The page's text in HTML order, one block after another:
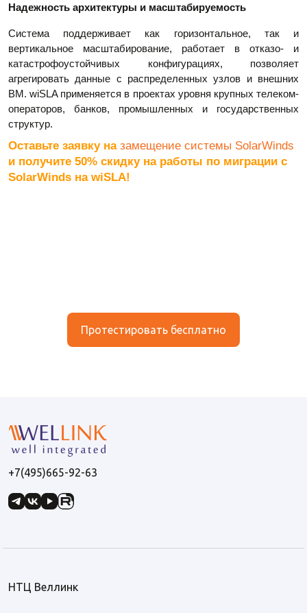
Надежность архитектуры и масштабируемость
Система поддерживает как горизонтальное, так и
вертикальное масштабирование, работает в отказо- и
катастрофоустойчивых конфигурациях, позволяет
агрегировать данные с распределенных узлов и внешних
ВМ. wiSLA применяется в проектах уровня крупных телеком-
операторов, банков, промышленных и государственных
структур.
Оставьте заявку на замещение системы SolarWinds
и получите 50% скидку на работы по миграции с
SolarWinds на wiSLA!
Протестировать бесплатно
+7(495)665-92-63
НТЦ Веллинк